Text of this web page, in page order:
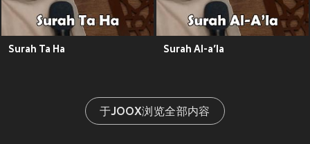
Surah Ta Ha Surah Al-a’la
于JOOX浏览全部内容